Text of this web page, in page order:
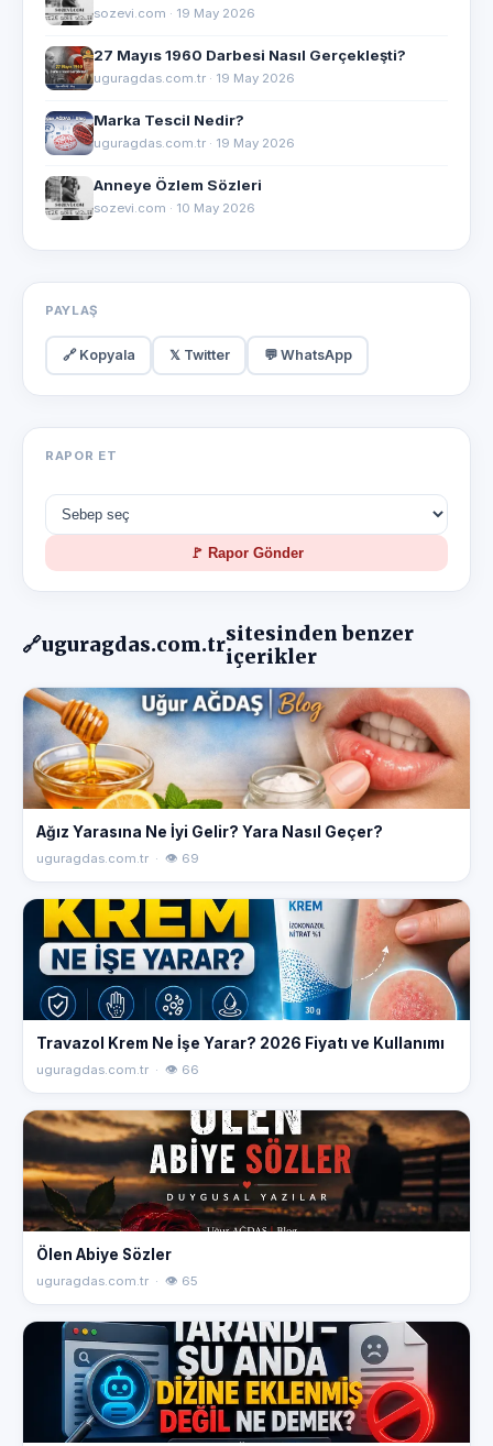
sozevi.com · 19 May 2026
27 Mayıs 1960 Darbesi Nasıl Gerçekleşti?
uguragdas.com.tr · 19 May 2026
Marka Tescil Nedir?
uguragdas.com.tr · 19 May 2026
Anneye Özlem Sözleri
sozevi.com · 10 May 2026
PAYLAŞ
🔗 Kopyala 𝕏 Twitter 💬 WhatsApp
RAPOR ET
🚩 Rapor Gönder
🔗uguragdas.com.trsitesinden benzer
içerikler
Ağız Yarasına Ne İyi Gelir? Yara Nasıl Geçer?
uguragdas.com.tr · 👁 69
Travazol Krem Ne İşe Yarar? 2026 Fiyatı ve Kullanımı
uguragdas.com.tr · 👁 66
Ölen Abiye Sözler
uguragdas.com.tr · 👁 65